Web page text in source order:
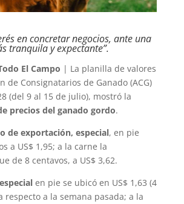
en concretar negocios, ante una
tranquila y expectante”.
El Campo | La planilla de valores
de Consignatarios de Ganado (ACG)
(del 9 al 15 de julio), mostró la
precios del ganado gordo.
de exportación, especial, en pie
a US$ 1,95; a la carne la
de 8 centavos, a US$ 3,62.
en pie se ubicó en US$ 1,63 (4
respecto a la semana pasada; a la